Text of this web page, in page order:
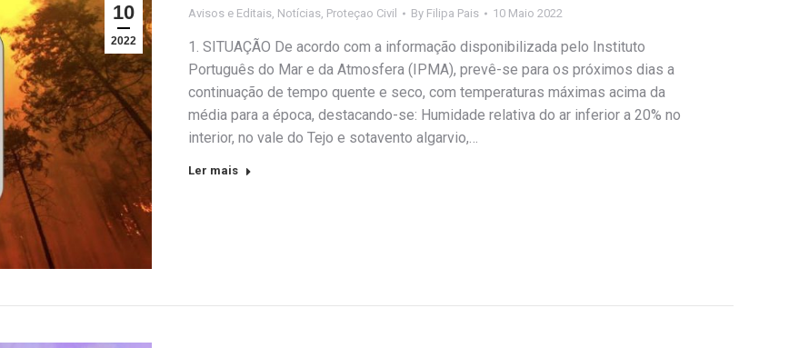
10
2022
Avisos e Editais, Notícias, Proteçao Civil By Filipa Pais 10 Maio 2022
1. SITUAÇÃO De acordo com a informação disponibilizada pelo Instituto
Português do Mar e da Atmosfera (IPMA), prevê-se para os próximos dias a
continuação de tempo quente e seco, com temperaturas máximas acima da
média para a época, destacando-se: Humidade relativa do ar inferior a 20% no
interior, no vale do Tejo e sotavento algarvio,…
Ler mais